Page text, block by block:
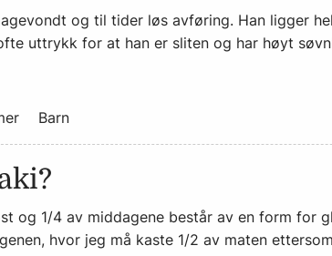
og til tider løs avføring. Han ligger
uttrykk for at han er sliten og har høyt
Barn
og 1/4 av middagene består av en form for
hvor jeg må kaste 1/2 av maten